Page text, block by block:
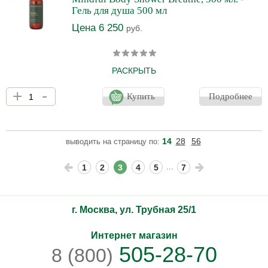
Гель для душа 500 мл
Цена 6 250 руб.
РАСКРЫТЬ
Древесные ноты Breathe создают уютную атмосферу,
напоминающую тепло костра в лесу, позволяя глубоко
вздохнуть и расслабиться после трудового дня. Принятие душа
к осознанности и предоставляя возможность испытать
ощущение пребывания здесь и сейчас.
+ - Купить Подробнее
выводить на страницу по: 14 28 56
1 2 3 4 5 ... 7
г. Москва, ул. Трубная 25/1
Интернет магазин
8 (800) 505-28-70